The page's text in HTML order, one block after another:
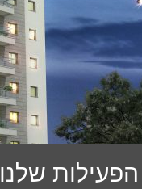
הפעילות שלנו